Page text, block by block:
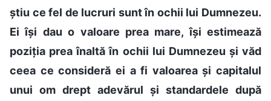
știu ce fel de lucruri sunt în ochii lui Dumnezeu.
Ei își dau o valoare prea mare, își estimează
poziția prea înaltă în ochii lui Dumnezeu și văd
ceea ce consideră ei a fi valoarea și capitalul
unui om drept adevărul și standardele după